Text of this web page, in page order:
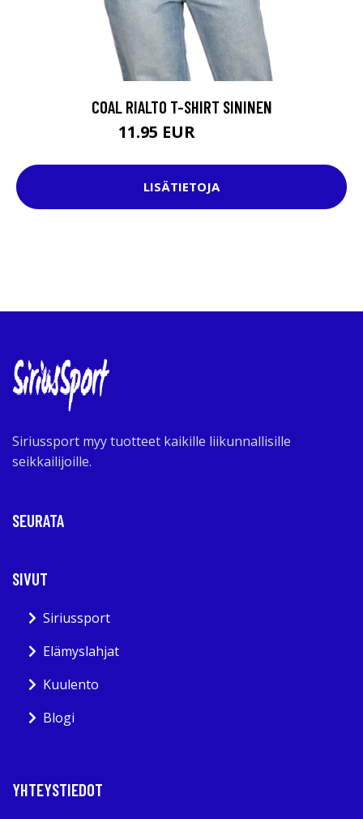
COAL RIALTO T-SHIRT SININEN
11.95 EUR
LISÄTIETOJA
Siriussport myy tuotteet kaikille liikunnallisille
seikkailijoille.
SEURATA
SIVUT
Siriussport
Elämyslahjat
Kuulento
Blogi
YHTEYSTIEDOT